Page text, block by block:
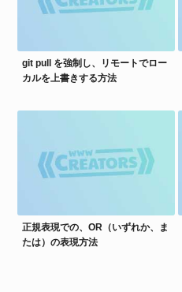
git pull を強制し、リモートでロー
カルを上書きする方法
正規表現での、OR（いずれか、ま
たは）の表現方法